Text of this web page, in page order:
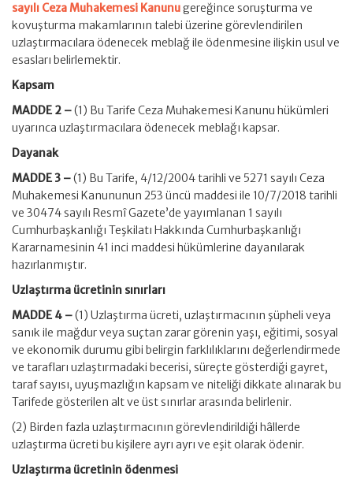
sayılı Ceza Muhakemesi Kanunugereğince soruşturma ve
kovuşturma makamlarının talebi üzerine görevlendirilen
uzlaştırmacılara ödenecek meblağ ile ödenmesine ilişkin usul ve
esasları belirlemektir.
Kapsam
MADDE 2 –(1) Bu Tarife Ceza Muhakemesi Kanunu hükümleri
uyarınca uzlaştırmacılara ödenecek meblağı kapsar.
Dayanak
MADDE 3 –(1) Bu Tarife, 4/12/2004 tarihli ve 5271 sayılı Ceza
Muhakemesi Kanununun 253 üncü maddesi ile 10/7/2018 tarihli
ve 30474 sayılı Resmî Gazete’de yayımlanan 1 sayılı
Cumhurbaşkanlığı Teşkilatı Hakkında Cumhurbaşkanlığı
Kararnamesinin 41 inci maddesi hükümlerine dayanılarak
hazırlanmıştır.
Uzlaştırma ücretinin sınırları
MADDE 4 –(1) Uzlaştırma ücreti, uzlaştırmacının şüpheli veya
sanık ile mağdur veya suçtan zarar görenin yaşı, eğitimi, sosyal
ve ekonomik durumu gibi belirgin farklılıklarını değerlendirmede
ve tarafları uzlaştırmadaki becerisi, süreçte gösterdiği gayret,
taraf sayısı, uyuşmazlığın kapsam ve niteliği dikkate alınarak bu
Tarifede gösterilen alt ve üst sınırlar arasında belirlenir.
(2) Birden fazla uzlaştırmacının görevlendirildiği hâllerde
uzlaştırma ücreti bu kişilere ayrı ayrı ve eşit olarak ödenir.
Uzlaştırma ücretinin ödenmesi